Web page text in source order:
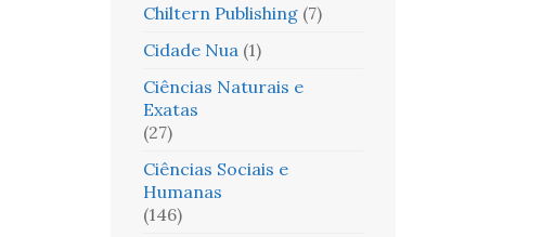
Chiltern Publishing (7)
Cidade Nua (1)
Ciências Naturais e
Exatas
(27)
Ciências Sociais e
Humanas
(146)